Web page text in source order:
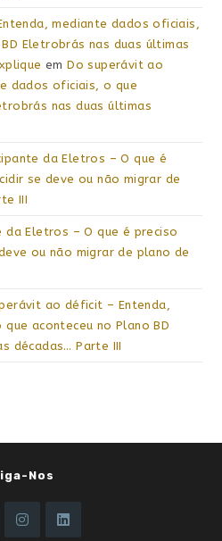
mediante dados oficiais,
Eletrobrás nas duas últimas
emDo superávit ao
dados oficiais, o que
nas duas últimas
da Eletros – O que é
se deve ou não migrar de
III
da Eletros – O que é preciso
ou não migrar de plano de
ao déficit – Entenda,
aconteceu no Plano BD
décadas… Parte III
Nos